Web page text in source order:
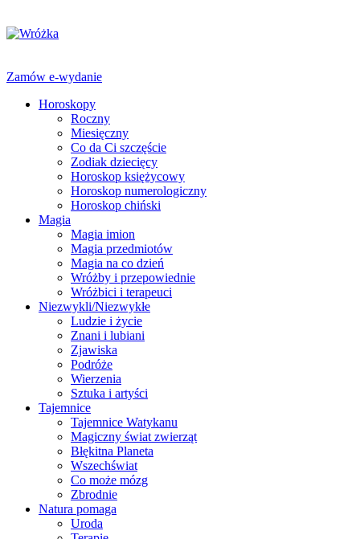
Zamów e-wydanie
Horoskopy
Roczny
Miesięczny
Co da Ci szczęście
Zodiak dziecięcy
Horoskop księżycowy
Horoskop numerologiczny
Horoskop chiński
Magia
Magia imion
Magia przedmiotów
Magia na co dzień
Wróżby i przepowiednie
Wróżbici i terapeuci
Niezwykli/Niezwykłe
Ludzie i życie
Znani i lubiani
Zjawiska
Podróże
Wierzenia
Sztuka i artyści
Tajemnice
Tajemnice Watykanu
Magiczny świat zwierząt
Błękitna Planeta
Wszechświat
Co może mózg
Zbrodnie
Natura pomaga
Uroda